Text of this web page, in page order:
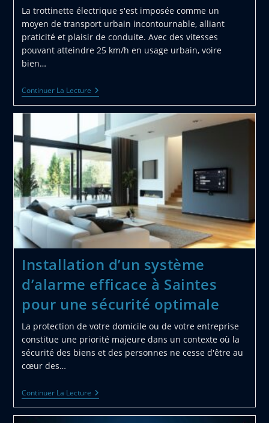
La trottinette électrique s'est imposée comme un
moyen de transport urbain incontournable, alliant
praticité et plaisir de conduite. Avec des vitesses
pouvant atteindre 25 km/h en usage urbain, voire
bien…
Continuer La LectureCasque
Trottinette
–
Wheel
:
Tableau
Des
Tailles
Et
Techniques
D’ajustement
Installation d’un système
d’alarme efficace à Saintes
pour une sécurité optimale
La protection de votre domicile ou de votre entreprise
constitue une priorité majeure dans un contexte où la
sécurité des biens et des personnes ne cesse d'être au
cœur des…
Continuer La LectureInstallation
D’un